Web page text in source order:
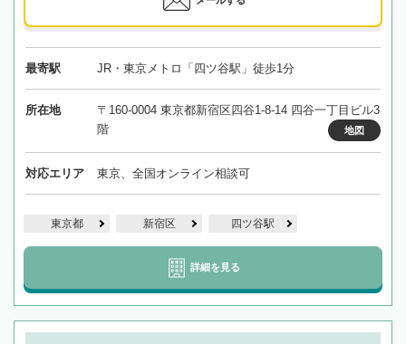
最寄駅 JR・東京メトロ「四ツ谷駅」徒歩1分
所在地
〒160-0004 東京都新宿区四谷1-8-14 四谷一丁目ビル3
階
地図
対応エリア 東京、全国オンライン相談可
東京都 新宿区 四ツ谷駅
詳細を見る